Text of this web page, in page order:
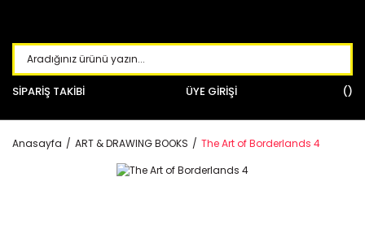
SİPARİŞ TAKİBİ ÜYE GİRİŞİ
Anasayfa ART & DRAWING BOOKS The Art of Borderlands 4